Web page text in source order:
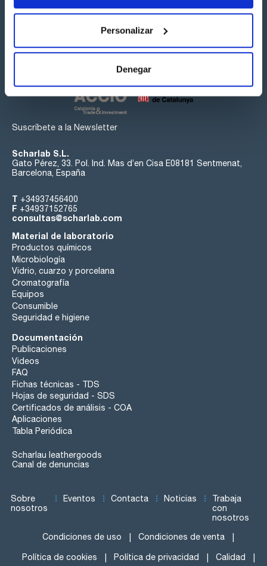
Personalizar
Denegar
Síguenos:
Suscríbete a la Newsletter
Scharlab S.L.
Gato Pérez, 33. Pol. Ind. Mas d’en Cisa E08181 Sentmenat,
Barcelona, España
T +34937456400
F +34937152765
consultas@scharlab.com
Material de laboratorio
Productos químicos
Microbiología
Vidrio, cuarzo y porcelana
Cromatografía
Equipos
Consumible
Seguridad e higiene
Documentación
Publicaciones
Videos
FAQ
Fichas técnicas - TDS
Hojas de seguridad - SDS
Certificados de análisis - COA
Aplicaciones
Tabla Periódica
Scharlau leathergoods
Canal de denuncias
Sobre
nosotros
Eventos Contacta Noticias
Trabaja
con
nosotros
Condiciones de uso Condiciones de venta
Política de cookies Política de privacidad Calidad